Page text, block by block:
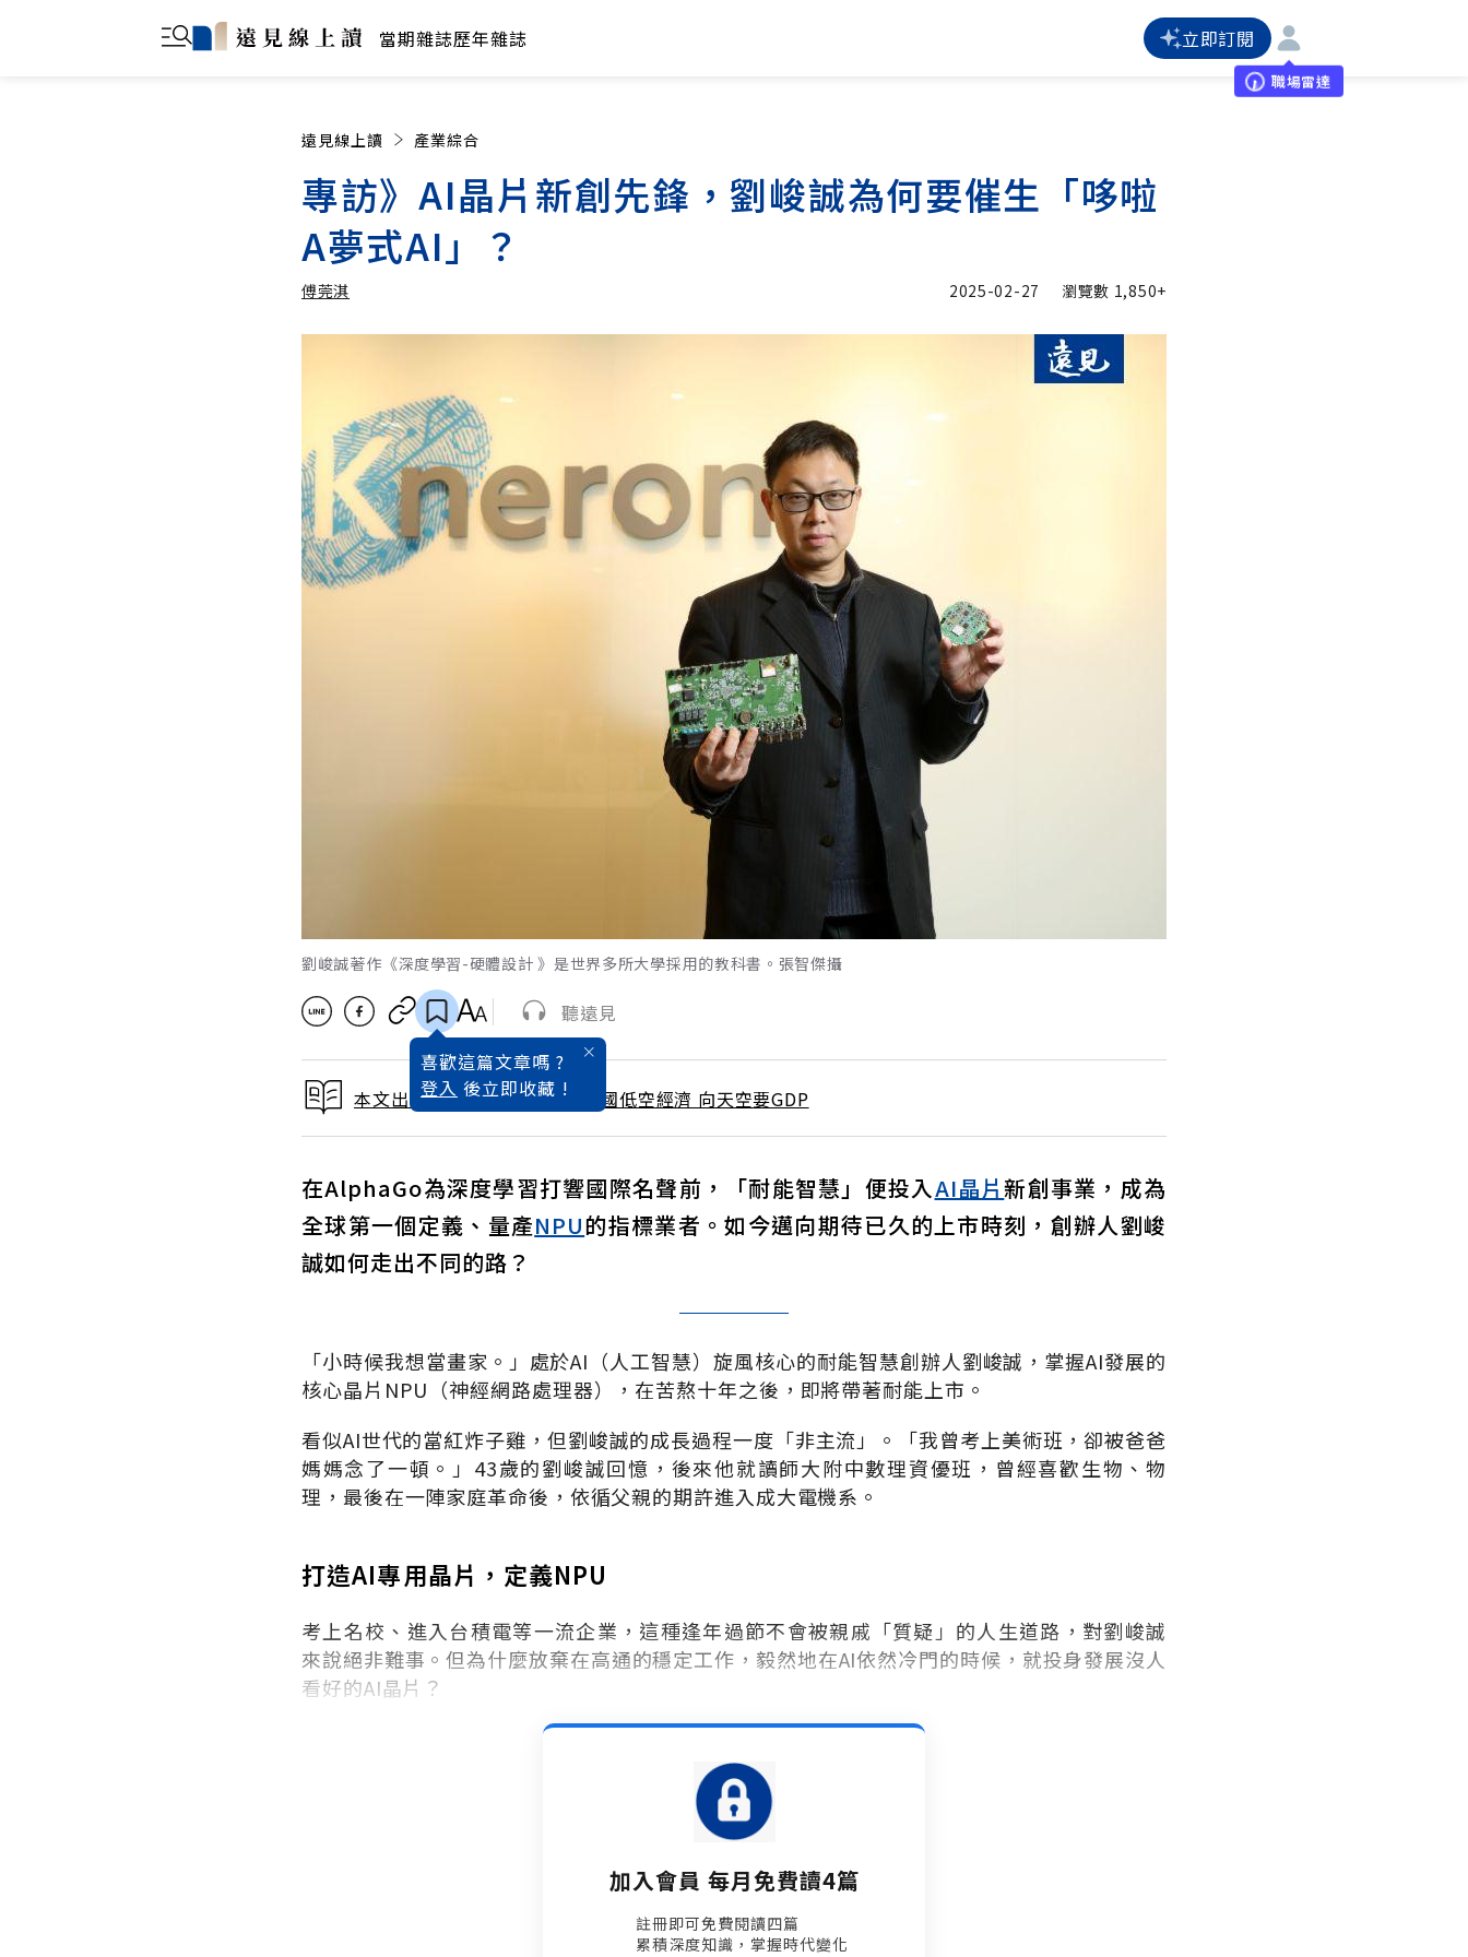
當期雜誌歷年雜誌 立即訂閱
職場雷達
遠見線上讀 產業綜合
專訪》AI晶片新創先鋒，劉峻誠為何要催生「哆啦
A夢式AI」？
傅莞淇 2025-02-27 瀏覽數 1,850+
劉峻誠著作《深度學習-硬體設計 》是世界多所大學採用的教科書。張智傑攝
喜歡這篇文章嗎 ?
登入 後立即收藏 !
聽遠見
本文出自 2025 / 3月號雜誌 中國低空經濟 向天空要GDP
在AlphaGo為深度學習打響國際名聲前，「耐能智慧」便投入AI晶片新創事業，成為
全球第一個定義、量產NPU的指標業者。如今邁向期待已久的上市時刻，創辦人劉峻
誠如何走出不同的路？
「小時候我想當畫家。」處於AI （人工智慧）旋風核心的耐能智慧創辦人劉峻誠，掌握AI發展的
核心晶片 NPU （神經網路處理器），在苦熬十年之後，即將帶著耐能上市。
看似AI世代的當紅炸子雞，但劉峻誠的成長過程一度「非主流」。「我曾考上美術班，卻被爸爸
媽媽念了一頓。」 43歲的劉峻誠回憶，後來他就讀師大附中數理資優班，曾經喜歡生物、物
理，最後在一陣家庭革命後，依循父親的期許進入成大電機系。
打造AI專用晶片，定義NPU
考上名校、進入台積電等一流企業，這種逢年過節不會被親戚「質疑」的人生道路，對劉峻誠
來說絕非難事。但為什麼放棄在高通的穩定工作，毅然地在AI依然冷門的時候，就投身發展沒人
看好的AI晶片？
加入會員 每月免費讀4篇
註冊即可免費閱讀四篇​
累積深度知識，掌握時代變化​